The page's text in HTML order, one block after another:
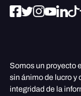
Somos un proyecto
sin ánimo de lucro y
integridad de la